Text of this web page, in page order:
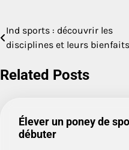
Navigation
l’article
Ind sports : découvrir les
disciplines et leurs bienfaits
Related Posts
Élever un poney de
débuter